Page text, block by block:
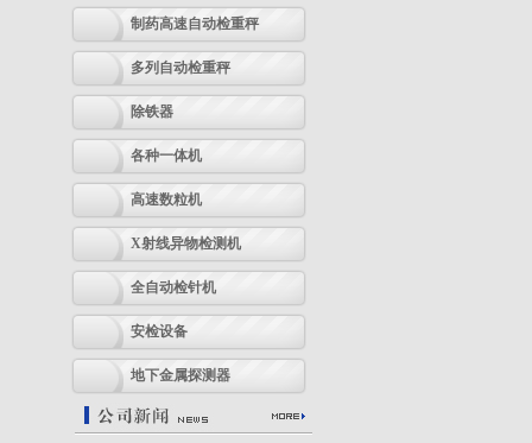
制药高速自动检重秤
多列自动检重秤
除铁器
各种一体机
高速数粒机
X射线异物检测机
全自动检针机
安检设备
地下金属探测器